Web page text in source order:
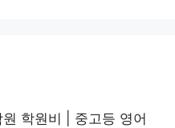
학원비 | 중고등 영어